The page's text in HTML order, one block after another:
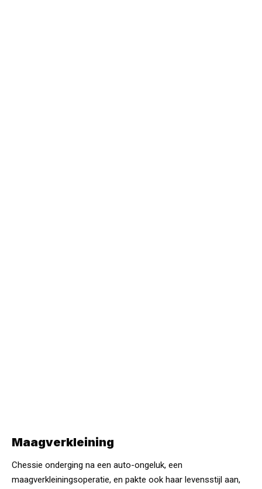
Maagverkleining
Chessie onderging na een auto-ongeluk, een
maagverkleiningsoperatie, en pakte ook haar levensstijl aan,